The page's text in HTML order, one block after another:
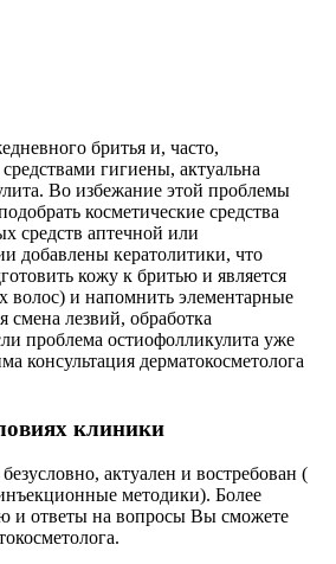
бритья и, часто,
гигиены, актуальна
Во избежание этой проблемы
косметические средства
средств аптечной или
добавлены кератолитики, что
кожу к бритью и является
волос) и напомнить элементарные
смена лезвий, обработка
проблема остиофолликулита уже
консультация дерматокосметолога
клиники
актуален и востребован (
методики). Более
и ответы на вопросы Вы сможете